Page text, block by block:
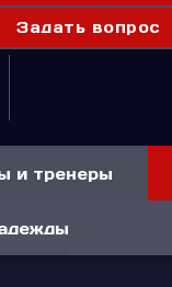
Задать вопрос
и тренеры